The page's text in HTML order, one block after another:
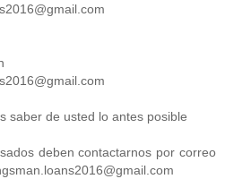
saber de usted lo antes posible
​​deben contactarnos por correo